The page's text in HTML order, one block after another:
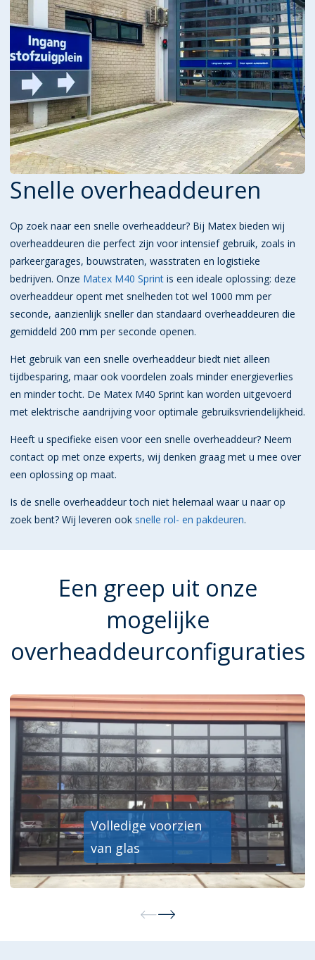
Snelle overheaddeuren
Op zoek naar een snelle overheaddeur? Bij Matex bieden wij
overheaddeuren die perfect zijn voor intensief gebruik, zoals in
parkeergarages, bouwstraten, wasstraten en logistieke
bedrijven. Onze Matex M40 Sprint is een ideale oplossing: deze
overheaddeur opent met snelheden tot wel 1000 mm per
seconde, aanzienlijk sneller dan standaard overheaddeuren die
gemiddeld 200 mm per seconde openen.
Het gebruik van een snelle overheaddeur biedt niet alleen
tijdbesparing, maar ook voordelen zoals minder energieverlies
en minder tocht. De Matex M40 Sprint kan worden uitgevoerd
met elektrische aandrijving voor optimale gebruiksvriendelijkheid.
Heeft u specifieke eisen voor een snelle overheaddeur? Neem
contact op met onze experts, wij denken graag met u mee over
een oplossing op maat.
Is de snelle overheaddeur toch niet helemaal waar u naar op
zoek bent? Wij leveren ook snelle rol- en pakdeuren.
Een greep uit onze
mogelijke
overheaddeurconfiguraties
In elke kleur